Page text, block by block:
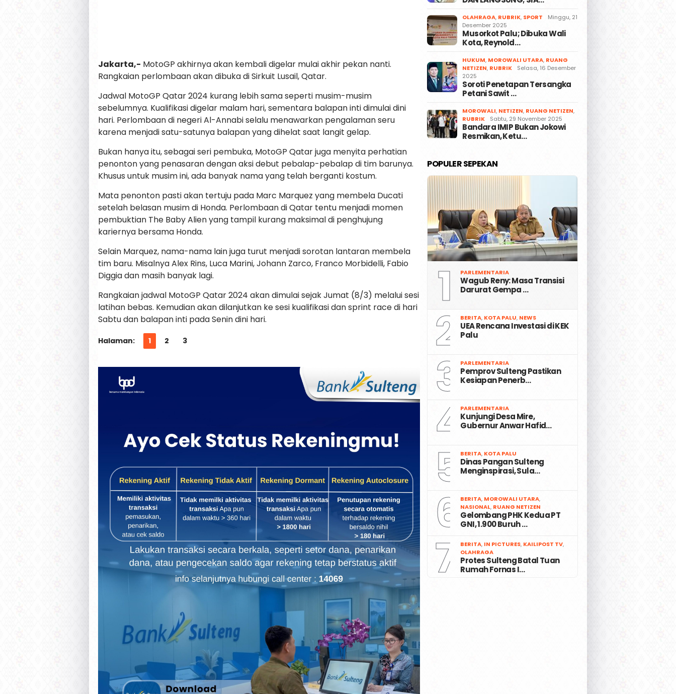
Jakarta,- MotoGP akhirnya akan kembali digelar mulai akhir pekan nanti.
Rangkaian perlombaan akan dibuka di Sirkuit Lusail, Qatar.
Jadwal MotoGP Qatar 2024 kurang lebih sama seperti musim-musim
sebelumnya. Kualifikasi digelar malam hari, sementara balapan inti dimulai dini
hari. Perlombaan di negeri Al-Annabi selalu menawarkan pengalaman seru
karena menjadi satu-satunya balapan yang dihelat saat langit gelap.
Bukan hanya itu, sebagai seri pembuka, MotoGP Qatar juga menyita perhatian
penonton yang penasaran dengan aksi debut pebalap-pebalap di tim barunya.
Khusus untuk musim ini, ada banyak nama yang telah berganti kostum.
Mata penonton pasti akan tertuju pada Marc Marquez yang membela Ducati
setelah belasan musim di Honda. Perlombaan di Qatar tentu menjadi momen
pembuktian The Baby Alien yang tampil kurang maksimal di penghujung
kariernya bersama Honda.
Selain Marquez, nama-nama lain juga turut menjadi sorotan lantaran membela
tim baru. Misalnya Alex Rins, Luca Marini, Johann Zarco, Franco Morbidelli, Fabio
Diggia dan masih banyak lagi.
Rangkaian jadwal MotoGP Qatar 2024 akan dimulai sejak Jumat (8/3) melalui sesi
latihan bebas. Kemudian akan dilanjutkan ke sesi kualifikasi dan sprint race di hari
Sabtu dan balapan inti pada Senin dini hari.
Halaman: 1 2 3
OLAHRAGA, RUBRIK, SPORT
Minggu, 21
Desember 2025
Musorkot Palu; Dibuka Wali
Kota, Reynold…
HUKUM, MOROWALI UTARA, RUANG
NETIZEN, RUBRIK
Selasa, 16 Desember
2025
Soroti Penetapan Tersangka
Petani Sawit …
MOROWALI, NETIZEN, RUANG NETIZEN,
RUBRIK
Sabtu, 29 November 2025
Bandara IMIP Bukan Jokowi
Resmikan, Ketu…
POPULER SEPEKAN
1 PARLEMENTARIA
Wagub Reny: Masa Transisi
Darurat Gempa …
2 BERITA, KOTA PALU, NEWS
UEA Rencana Investasi di KEK
Palu
3 PARLEMENTARIA
Pemprov Sulteng Pastikan
Kesiapan Penerb…
4 PARLEMENTARIA
Kunjungi Desa Mire,
Gubernur Anwar Hafid…
5 BERITA, KOTA PALU
Dinas Pangan Sulteng
Menginspirasi, Sula…
6 BERITA, MOROWALI UTARA,
NASIONAL, RUANG NETIZEN
Gelombang PHK Kedua PT
GNI, 1.900 Buruh …
7 BERITA, IN PICTURES, KAILIPOST TV,
OLAHRAGA
Protes Sulteng Batal Tuan
Rumah Fornas I…